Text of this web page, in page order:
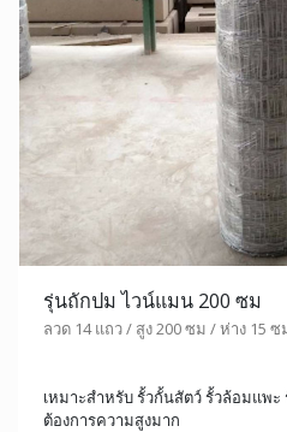
รุ่นถักปม ไวน์แมน 200 ซม
ลวด 14 แถว / สูง 200 ซม / ห่าง 15 ซ
เหมาะสำหรับ รั้วกั้นสัตว์ รั้วล้อมแพ
ต้องการความสูงมาก